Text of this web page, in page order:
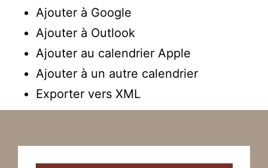
Ajouter à Google
Ajouter à Outlook
Ajouter au calendrier Apple
Ajouter à un autre calendrier
Exporter vers XML